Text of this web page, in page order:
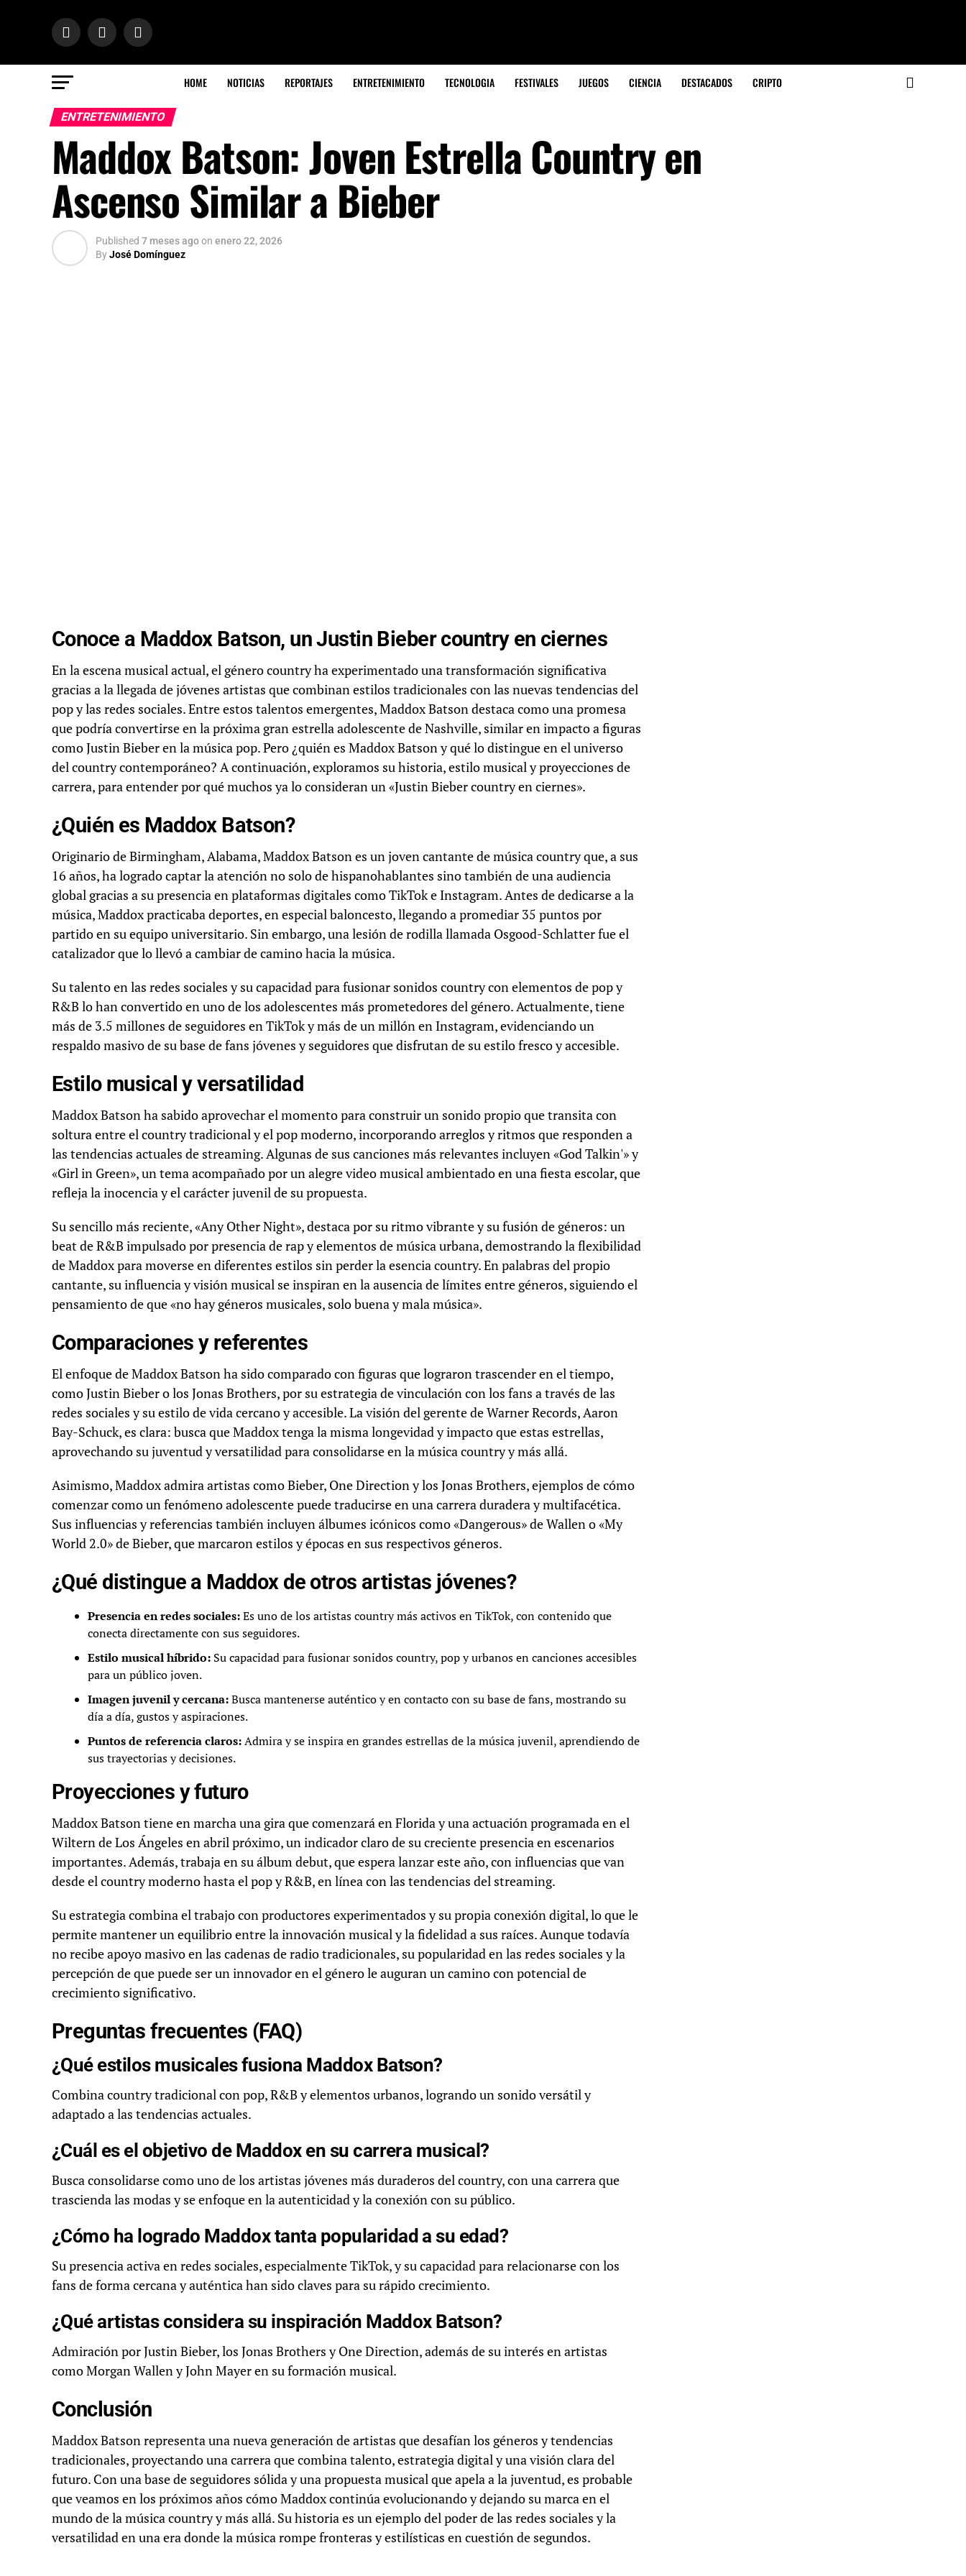
HOME NOTICIAS REPORTAJES ENTRETENIMIENTO TECNOLOGIA FESTIVALES JUEGOS CIENCIA DESTACADOS CRIPTO
ENTRETENIMIENTO
Maddox Batson: Joven Estrella Country en
Ascenso Similar a Bieber
Published 7 meses agoon enero 22, 2026
ByJosé Domínguez
Conoce a Maddox Batson, un Justin Bieber country en ciernes
En la escena musical actual, el género country ha experimentado una transformación significativa
gracias a la llegada de jóvenes artistas que combinan estilos tradicionales con las nuevas tendencias del
pop y las redes sociales. Entre estos talentos emergentes, Maddox Batson destaca como una promesa
que podría convertirse en la próxima gran estrella adolescente de Nashville, similar en impacto a figuras
como Justin Bieber en la música pop. Pero ¿quién es Maddox Batson y qué lo distingue en el universo
del country contemporáneo? A continuación, exploramos su historia, estilo musical y proyecciones de
carrera, para entender por qué muchos ya lo consideran un «Justin Bieber country en ciernes».
¿Quién es Maddox Batson?
Originario de Birmingham, Alabama, Maddox Batson es un joven cantante de música country que, a sus
16 años, ha logrado captar la atención no solo de hispanohablantes sino también de una audiencia
global gracias a su presencia en plataformas digitales como TikTok e Instagram. Antes de dedicarse a la
música, Maddox practicaba deportes, en especial baloncesto, llegando a promediar 35 puntos por
partido en su equipo universitario. Sin embargo, una lesión de rodilla llamada Osgood-Schlatter fue el
catalizador que lo llevó a cambiar de camino hacia la música.
Su talento en las redes sociales y su capacidad para fusionar sonidos country con elementos de pop y
R&B lo han convertido en uno de los adolescentes más prometedores del género. Actualmente, tiene
más de 3.5 millones de seguidores en TikTok y más de un millón en Instagram, evidenciando un
respaldo masivo de su base de fans jóvenes y seguidores que disfrutan de su estilo fresco y accesible.
Estilo musical y versatilidad
Maddox Batson ha sabido aprovechar el momento para construir un sonido propio que transita con
soltura entre el country tradicional y el pop moderno, incorporando arreglos y ritmos que responden a
las tendencias actuales de streaming. Algunas de sus canciones más relevantes incluyen «God Talkin'» y
«Girl in Green», un tema acompañado por un alegre video musical ambientado en una fiesta escolar, que
refleja la inocencia y el carácter juvenil de su propuesta.
Su sencillo más reciente, «Any Other Night», destaca por su ritmo vibrante y su fusión de géneros: un
beat de R&B impulsado por presencia de rap y elementos de música urbana, demostrando la flexibilidad
de Maddox para moverse en diferentes estilos sin perder la esencia country. En palabras del propio
cantante, su influencia y visión musical se inspiran en la ausencia de límites entre géneros, siguiendo el
pensamiento de que «no hay géneros musicales, solo buena y mala música».
Comparaciones y referentes
El enfoque de Maddox Batson ha sido comparado con figuras que lograron trascender en el tiempo,
como Justin Bieber o los Jonas Brothers, por su estrategia de vinculación con los fans a través de las
redes sociales y su estilo de vida cercano y accesible. La visión del gerente de Warner Records, Aaron
Bay-Schuck, es clara: busca que Maddox tenga la misma longevidad y impacto que estas estrellas,
aprovechando su juventud y versatilidad para consolidarse en la música country y más allá.
Asimismo, Maddox admira artistas como Bieber, One Direction y los Jonas Brothers, ejemplos de cómo
comenzar como un fenómeno adolescente puede traducirse en una carrera duradera y multifacética.
Sus influencias y referencias también incluyen álbumes icónicos como «Dangerous» de Wallen o «My
World 2.0» de Bieber, que marcaron estilos y épocas en sus respectivos géneros.
¿Qué distingue a Maddox de otros artistas jóvenes?
Presencia en redes sociales:Es uno de los artistas country más activos en TikTok, con contenido que
conecta directamente con sus seguidores.
Estilo musical híbrido: Su capacidad para fusionar sonidos country, pop y urbanos en canciones accesibles
para un público joven.
Imagen juvenil y cercana:Busca mantenerse auténtico y en contacto con su base de fans, mostrando su
día a día, gustos y aspiraciones.
Puntos de referencia claros:Admira y se inspira en grandes estrellas de la música juvenil, aprendiendo de
sus trayectorias y decisiones.
Proyecciones y futuro
Maddox Batson tiene en marcha una gira que comenzará en Florida y una actuación programada en el
Wiltern de Los Ángeles en abril próximo, un indicador claro de su creciente presencia en escenarios
importantes. Además, trabaja en su álbum debut, que espera lanzar este año, con influencias que van
desde el country moderno hasta el pop y R&B, en línea con las tendencias del streaming.
Su estrategia combina el trabajo con productores experimentados y su propia conexión digital, lo que le
permite mantener un equilibrio entre la innovación musical y la fidelidad a sus raíces. Aunque todavía
no recibe apoyo masivo en las cadenas de radio tradicionales, su popularidad en las redes sociales y la
percepción de que puede ser un innovador en el género le auguran un camino con potencial de
crecimiento significativo.
Preguntas frecuentes (FAQ)
¿Qué estilos musicales fusiona Maddox Batson?
Combina country tradicional con pop, R&B y elementos urbanos, logrando un sonido versátil y
adaptado a las tendencias actuales.
¿Cuál es el objetivo de Maddox en su carrera musical?
Busca consolidarse como uno de los artistas jóvenes más duraderos del country, con una carrera que
trascienda las modas y se enfoque en la autenticidad y la conexión con su público.
¿Cómo ha logrado Maddox tanta popularidad a su edad?
Su presencia activa en redes sociales, especialmente TikTok, y su capacidad para relacionarse con los
fans de forma cercana y auténtica han sido claves para su rápido crecimiento.
¿Qué artistas considera su inspiración Maddox Batson?
Admiración por Justin Bieber, los Jonas Brothers y One Direction, además de su interés en artistas
como Morgan Wallen y John Mayer en su formación musical.
Conclusión
Maddox Batson representa una nueva generación de artistas que desafían los géneros y tendencias
tradicionales, proyectando una carrera que combina talento, estrategia digital y una visión clara del
futuro. Con una base de seguidores sólida y una propuesta musical que apela a la juventud, es probable
que veamos en los próximos años cómo Maddox continúa evolucionando y dejando su marca en el
mundo de la música country y más allá. Su historia es un ejemplo del poder de las redes sociales y la
versatilidad en una era donde la música rompe fronteras y estilísticas en cuestión de segundos.